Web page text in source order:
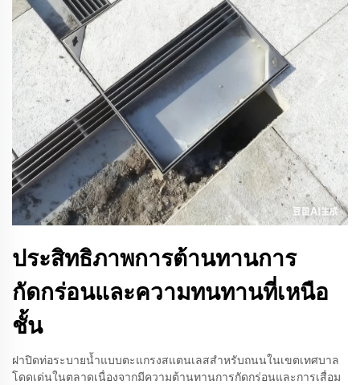
ประสิทธิภาพการต้านทานการ
กัดกร่อนและความทนทานที่เหนือ
ชั้น
ฝาปิดท่อระบายน้ำแบบตะแกรงสแตนเลสสำหรับถนนในเขตเทศบาล
โดดเด่นในตลาดเนื่องจากมีความต้านทานการกัดกร่อนและการเสื่อม